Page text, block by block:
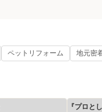
ペットリフォーム 地元密
『プロと